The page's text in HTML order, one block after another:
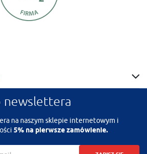
newslettera
na naszym sklepie internetowym i
5% na pierwsze zamówienie.